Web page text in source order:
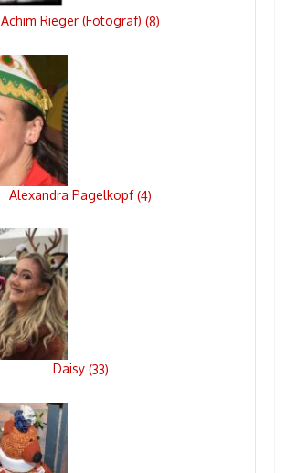
Achim Rieger (Fotograf) (8)
Alexandra Pagelkopf(4)
Daisy (33)